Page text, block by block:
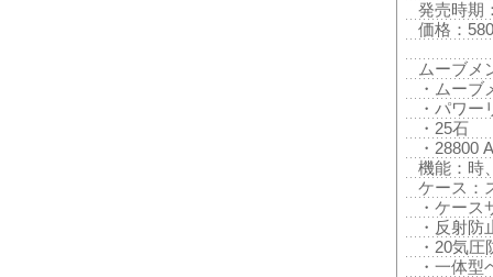
発売時期
価格：
ムーブメ
・ムー
・パワー
・25石
・28800
機能：時
ケース：
・ケー
・反射
・20気圧
・一体型